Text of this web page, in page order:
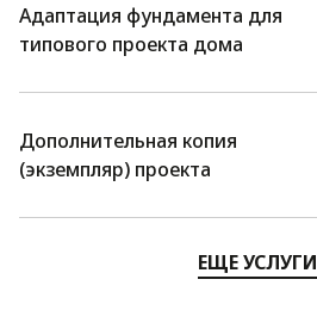
Адаптация фундамента для
типового проекта дома
Дополнительная копия
(экземпляр) проекта
ЕЩЕ УСЛУГИ